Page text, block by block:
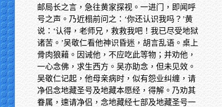
邮局长之言，急往黄家探视。一进门，即闻呼
号之声。乃近榻前问之：‘你还认识我吗？’黄
说：‘认得，老师兄，救救我吧！我已尽受地狱
诸苦。’吴敬仁看他神识昏迷，胡言乱语。桌上
骨肉狼藉。因诫他，不应吃此等物；并劝他，
一心念佛，求生西方。吴亦助念，但未见效。
吴敬仁记起，他母亲病时，似有怨业纠缠，请
净侣念地藏圣号及地藏本愿经，得解。乃劝其
眷属，速请净侣，念地藏经七部及地藏圣号一